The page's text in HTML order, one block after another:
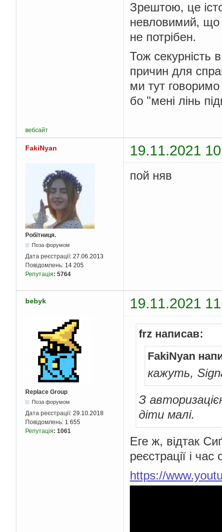
Зрештою, це
невловимий, що
не потрібен.
Тож секурність
причин для
ми тут
бо "мені лінь
вебсайт
FakiNyan 19.11.2021
Робітниця.
Поза форумом
Дата реєстрації: 27.06.2013
Повідомлень: 14 205
Репутація: 5764
пой няв
bebyk 19.11.2021
Replace Group
Поза форумом
Дата реєстрації: 29.10.2018
Повідомлень: 1 655
Репутація: 1061
frz написав:
FakiNyan
кажуть,
З
діти малі.
Еге ж, відтак
реєстрації і
https://